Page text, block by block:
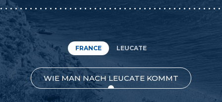
FRANCE LEUCATE
WIE MAN NACH LEUCATE KOMMT